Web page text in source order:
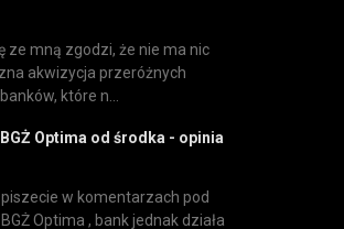
ze mną zgodzi, że nie ma nic
akwizycja przeróżnych
które n...
Optima od środka - opinia
w komentarzach pod
Optima , bank jednak działa